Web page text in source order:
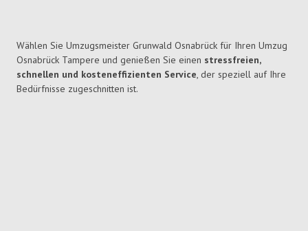
Wählen Sie Umzugsmeister Grunwald Osnabrück für Ihren Umzug
Osnabrück Tampere und genießen Sie einen stressfreien,
schnellen und kosteneffizienten Service, der speziell auf Ihre
Bedürfnisse zugeschnitten ist.